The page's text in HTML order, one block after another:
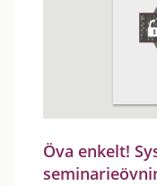
Öva enkelt!